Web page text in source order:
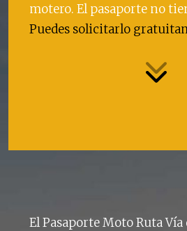
motero. El pasaporte no
Puedes solicitarlo
El Pasaporte Moto Ruta Vía